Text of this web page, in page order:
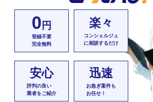
0 円
登録不要
完全無料
楽々
コンシェルジュ
に相談するだけ
安心
評判の良い
業者をご紹介
迅速
お急ぎ案件も
お任せ！